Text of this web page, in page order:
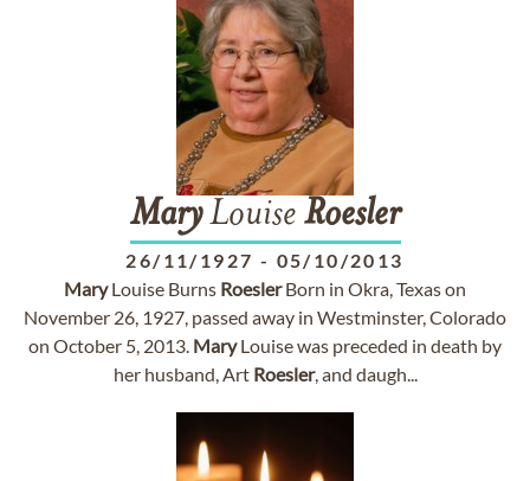
MaryLouise Roesler
26/11/1927 - 05/10/2013
MaryLouise Burns RoeslerBorn in Okra, Texas on
November 26, 1927, passed away in Westminster, Colorado
on October 5, 2013. MaryLouise was preceded in death by
her husband, Art Roesler, and daugh...